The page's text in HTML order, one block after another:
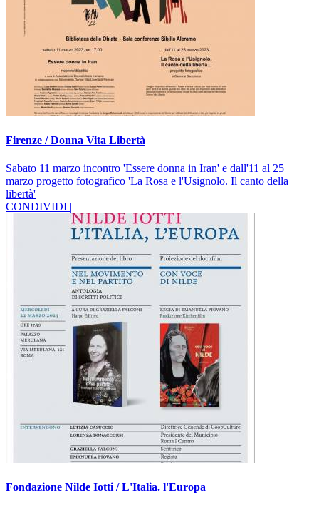
Firenze / Donna Vita Libertà
Sabato 11 marzo incontro 'Essere donna in Iran' e dall'11 al 25
marzo progetto fotografico 'La Rosa e l'Usignolo. Il canto della
libertà'
CONDIVIDI |
Fondazione Nilde Iotti / L'Italia. l'Europa